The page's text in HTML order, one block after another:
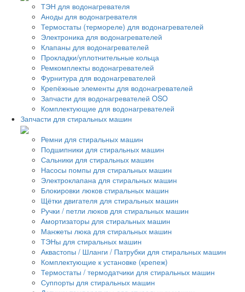
ТЭН для водонагревателя
Аноды для водонагревателя
Термостаты (термореле) для водонагревателей
Электроника для водонагревателей
Клапаны для водонагревателей
Прокладки/уплотнительные кольца
Ремкомплекты водонагревателей
Фурнитура для водонагревателей
Крепёжные элементы для водонагревателей
Запчасти для водонагревателей OSO
Комплектующие для водонагревателей
Запчасти для стиральных машин
Ремни для стиральных машин
Подшипники для стиральных машин
Сальники для стиральных машин
Насосы помпы для стиральных машин
Электроклапана для стиральных машин
Блокировки люков стиральных машин
Щётки двигателя для стиральных машин
Ручки / петли люков для стиральных машин
Амортизаторы для стиральных машин
Манжеты люка для стиральных машин
ТЭНы для стиральных машин
Аквастопы / Шланги / Патрубки для стиральных машин
Комплектующие к установке (крепеж)
Термостаты / термодатчики для стиральных машин
Суппорты для стиральных машин